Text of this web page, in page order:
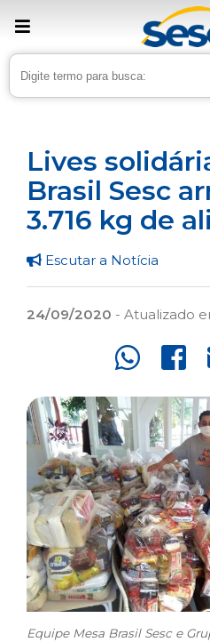
› Home › Noticias
Lives
Brasil Sesc
3.716 kg de
Escutar a Notícia
24/09/2020 - Atualizado
Equipe Mesa Brasil Sesc e